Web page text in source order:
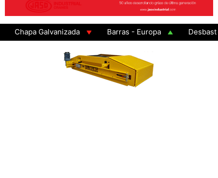
Chapa Galvanizada Barras - Europa
Desbaste -